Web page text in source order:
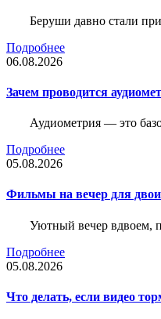
Беруши давно стали
Подробнее
06.08.2026
Зачем проводится
Аудиометрия — это
Подробнее
05.08.2026
Фильмы на вечер для
Уютный вечер вдвоем,
Подробнее
05.08.2026
Что делать, если видео